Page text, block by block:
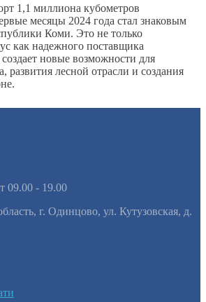
1,1 миллиона кубометров
месяцы 2024 года стал знаковым
Коми. Это не только
как надежного поставщика
новые возможности для
развития лесной отрасли и создания
09.00 - 19.00
г. Одинцово, ул. Кутузовская, д.